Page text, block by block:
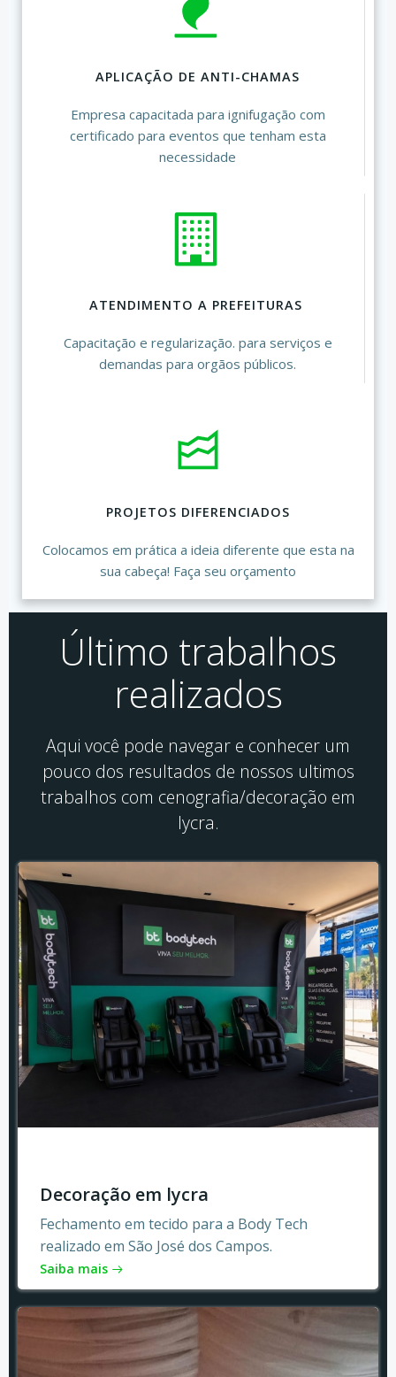
APLICAÇÃO DE ANTI-CHAMAS
Empresa capacitada para ignifugação com
certificado para eventos que tenham esta
necessidade
ATENDIMENTO A PREFEITURAS
Capacitação e regularização. para serviços e
demandas para orgãos públicos.
PROJETOS DIFERENCIADOS
Colocamos em prática a ideia diferente que esta na
sua cabeça! Faça seu orçamento
Último trabalhos
realizados
Aqui você pode navegar e conhecer um
pouco dos resultados de nossos ultimos
trabalhos com cenografia/decoração em
lycra.
Decoração em lycra
Fechamento em tecido para a Body Tech
realizado em São José dos Campos.
Saiba mais